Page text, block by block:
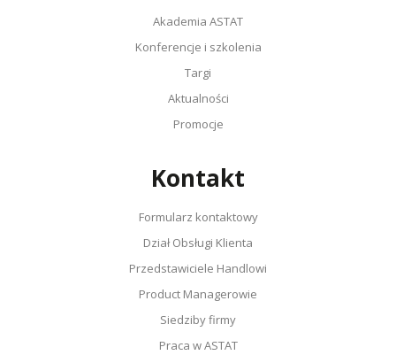
Akademia ASTAT
Konferencje i szkolenia
Targi
Aktualności
Promocje
Kontakt
Formularz kontaktowy
Dział Obsługi Klienta
Przedstawiciele Handlowi
Product Managerowie
Siedziby firmy
Praca w ASTAT